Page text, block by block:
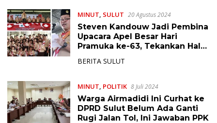
MINUT SULUT 20 Agustus 2024
Steven Kandouw Jadi Pembina
Upacara Apel Besar Hari
Pramuka ke-63, Tekankan Hal
BERITA SULUT
MINUT POLITIK 8 Juli 2024
Warga Airmadidi Ini Curhat ke
DPRD Sulut Belum Ada Ganti
Rugi Jalan Tol, Ini Jawaban PPK